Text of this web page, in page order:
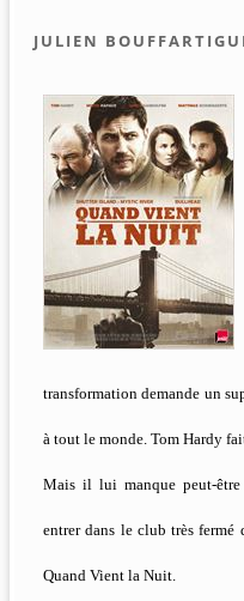
JULIEN
transformation demande un
à tout le monde. Tom Hardy
Mais il lui manque peut-
entrer dans le club très fermé
Quand Vient la Nuit.